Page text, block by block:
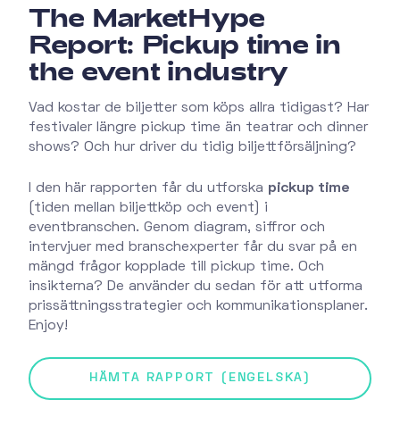
The MarketHype
Report: Pickup time in
the event industry
Vad kostar de biljetter som köps allra tidigast? Har
festivaler längre pickup time än teatrar och dinner
shows? Och hur driver du tidig biljettförsäljning?
I den här rapporten får du utforska pickup time
(tiden mellan biljettköp och event) i
eventbranschen. Genom diagram, siffror och
intervjuer med branschexperter får du svar på en
mängd frågor kopplade till pickup time. Och
insikterna? De använder du sedan för att utforma
prissättningsstrategier och kommunikationsplaner.
Enjoy!